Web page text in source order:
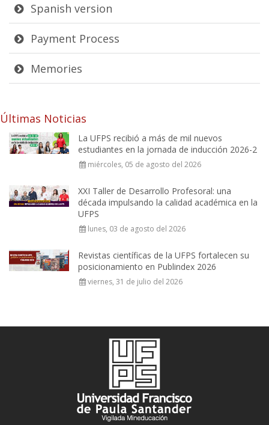
Spanish version
Payment Process
Memories
Últimas Noticias
La UFPS recibió a más de mil nuevos
estudiantes en la jornada de inducción 2026-2
miércoles, 05 de agosto del 2026
XXI Taller de Desarrollo Profesoral: una
década impulsando la calidad académica en la
UFPS
lunes, 03 de agosto del 2026
Revistas científicas de la UFPS fortalecen su
posicionamiento en Publindex 2026
viernes, 31 de julio del 2026